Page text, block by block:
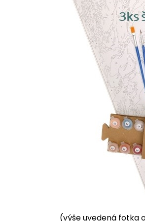
(výše uvedená fotka